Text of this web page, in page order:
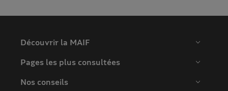
Découvrir la MAIF
Pages les plus consultées
Nos conseils